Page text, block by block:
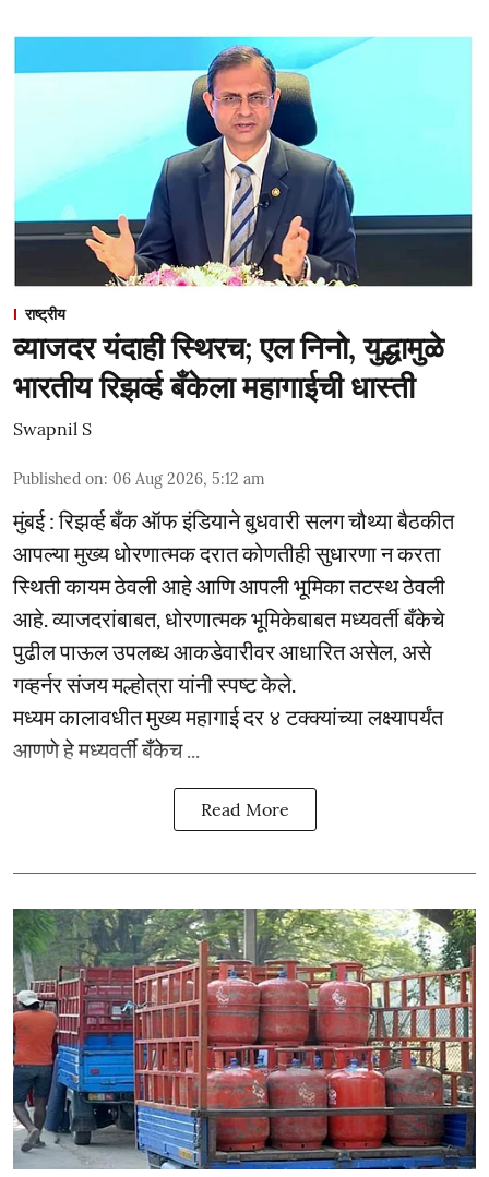
राष्ट्रीय
व्याजदर यंदाही स्थिरच; एल निनो, युद्धामुळे
भारतीय रिझर्व्ह बँकेला महागाईची धास्ती
Swapnil S
Published on: 06 Aug 2026, 5:12 am
मुंबई : रिझर्व्ह बँक ऑफ इंडियाने बुधवारी सलग चौथ्या बैठकीत
आपल्या मुख्य धोरणात्मक दरात कोणतीही सुधारणा न करता
स्थिती कायम ठेवली आहे आणि आपली भूमिका तटस्थ ठेवली
आहे. व्याजदरांबाबत, धोरणात्मक भूमिकेबाबत मध्यवर्ती बँकेचे
पुढील पाऊल उपलब्ध आकडेवारीवर आधारित असेल, असे
गव्हर्नर संजय मल्होत्रा यांनी स्पष्ट केले.
मध्यम कालावधीत मुख्य महागाई दर ४ टक्क्यांच्या लक्ष्यापर्यंत
आणणे हे मध्यवर्ती बँकेच ...
Read More